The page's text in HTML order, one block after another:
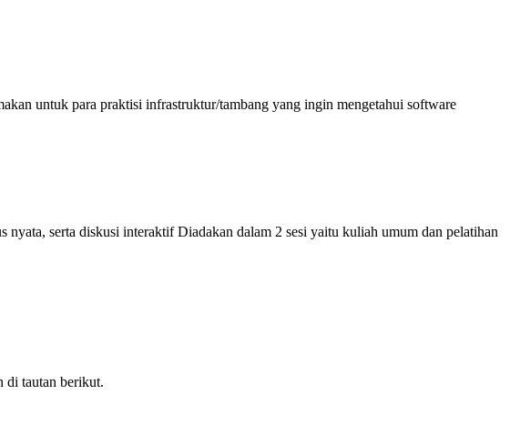
untuk para praktisi infrastruktur/tambang yang ingin mengetahui software
serta diskusi interaktif Diadakan dalam 2 sesi yaitu kuliah umum dan pelatihan
di tautan berikut.